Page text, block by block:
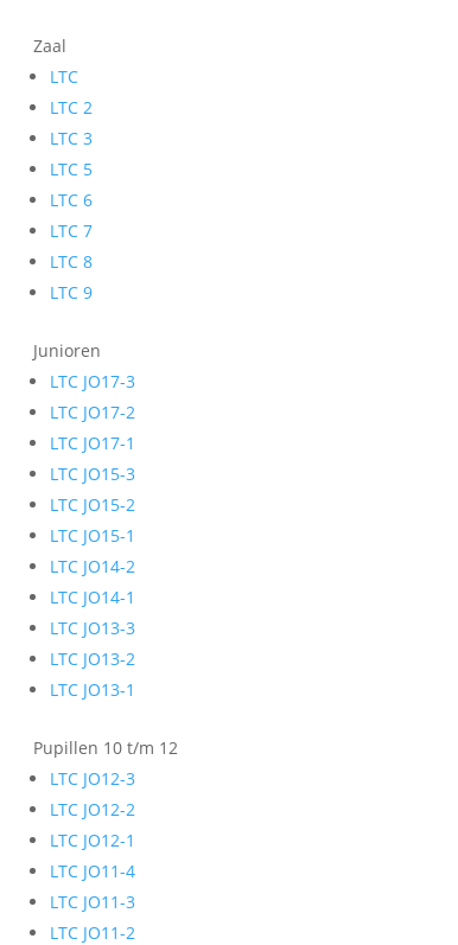
Zaal
LTC
LTC 2
LTC 3
LTC 5
LTC 6
LTC 7
LTC 8
LTC 9
Junioren
LTC JO17-3
LTC JO17-2
LTC JO17-1
LTC JO15-3
LTC JO15-2
LTC JO15-1
LTC JO14-2
LTC JO14-1
LTC JO13-3
LTC JO13-2
LTC JO13-1
Pupillen 10 t/m 12
LTC JO12-3
LTC JO12-2
LTC JO12-1
LTC JO11-4
LTC JO11-3
LTC JO11-2